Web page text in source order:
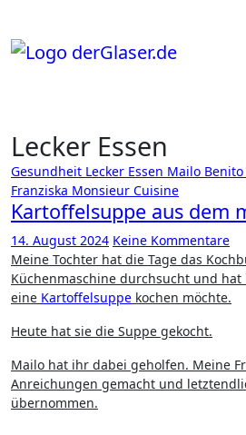
springen
Lecker Essen
Gesundheit Lecker Essen Mailo Benito
Franziska Monsieur Cuisine
Kartoffelsuppe aus dem
14. August 2024 Keine Kommentare
Meine Tochter hat die Tage das Kochbuch unserer
Küchenmaschine durchsucht und hat
eine Kartoffelsuppe kochen möchte.
Heute hat sie die Suppe gekocht.
Mailo hat ihr dabei geholfen. Meine
Anreichungen gemacht und
übernommen.